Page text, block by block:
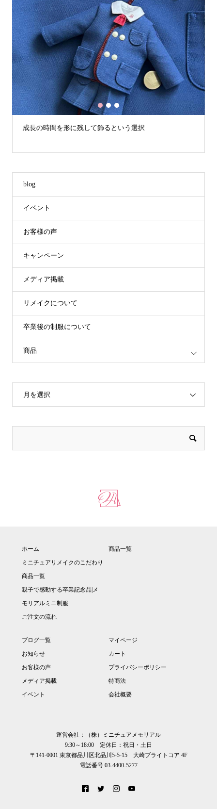
成長の時間を形に残して飾るという選択
1 2 3
blog
イベント
お客様の声
キャンペーン
メディア掲載
リメイクについて
卒業後の制服について
商品
月を選択
ホーム
ミニチュアリメイクのこだわり
商品一覧
親子で感動する卒業記念品|メ
モリアルミニ制服
ご注文の流れ
商品一覧
ブログ一覧
お知らせ
お客様の声
メディア掲載
イベント
マイページ
カート
プライバシーポリシー
特商法
会社概要
運営会社：（株）ミニチュアメモリアル
9:30～18:00 定休日：祝日・土日
〒141-0001 東京都品川区北品川5-5-15 大崎ブライトコア 4F
電話番号 03-4400-5277